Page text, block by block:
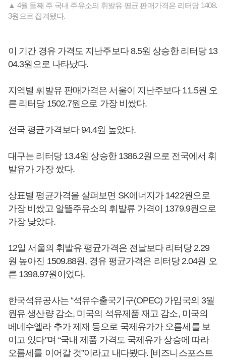
▲ 4월 둘째 주 국내 주유소의 휘발유 평균 판매가격은 리터당 1408.
3원으로 집계됐다.
이 기간 경유 가격도 지난주보다 8.5원 상승한 리터당 13
04.3원으로 나타났다.
지역별 휘발유 판매가격은 서울이 지난주보다 11.5원 오
른 리터당 1502.7원으로 가장 비쌌다.
전국 평균가격보다 94.4원 높았다.
대구는 리터당 13.4원 상승한 1386.2원으로 전국에서 휘
발유가 가장 쌌다.
상표별 평균가격을 살펴보면 SK에너지가 1422원으로
가장 비쌌고 알뜰주유소의 휘발류 가격이 1379.9원으로
가장 낮았다.
12일 서울의 휘발유 평균가격은 전날보다 리터당 2.29
원 높아진 1509.88원, 경유 평균가격은 리터당 2.04원 오
른 1398.97원이었다.
한국석유공사는 “석유수출국기구(OPEC) 가입국의 3월
원유 생산량 감소, 미국의 석유제품 재고 감소, 미국의
베네수엘라 추가 제재 등으로 국제유가가 오름세를 보
이고 있다”며 “국내 제품 가격도 국제유가 상승에 따라
오름세를 이어갈 것”이라고 내다봤다. [비즈니스포스트